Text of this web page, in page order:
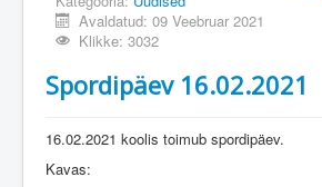
Avaldatud: 09 Veebruar 2021
Klikke: 3032
Spordipäev 16.02.2021
16.02.2021 koolis toimub spordipäev.
Kavas: